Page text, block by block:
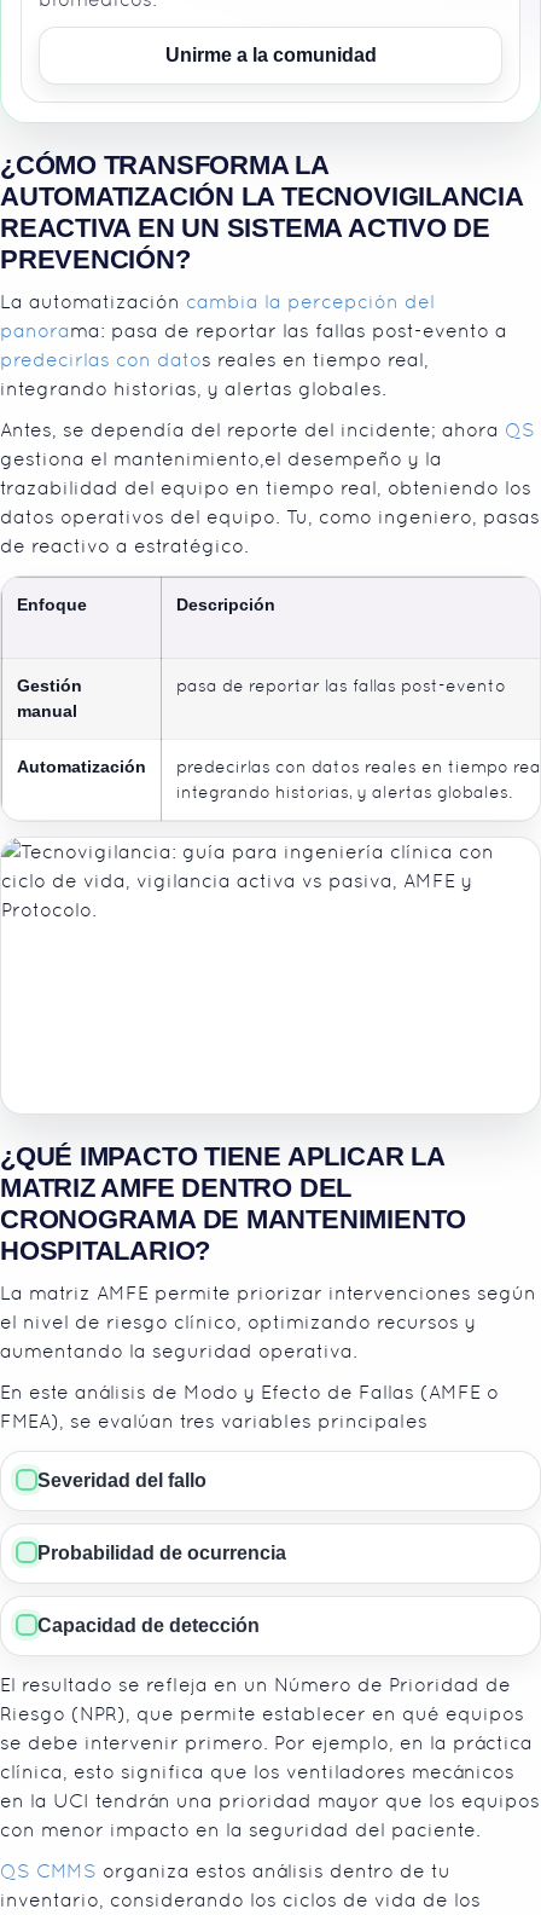
Unirme a la comunidad
¿CÓMO TRANSFORMA LA
AUTOMATIZACIÓN LA TECNOVIGILANCIA
REACTIVA EN UN SISTEMA ACTIVO DE
PREVENCIÓN?
La automatización cambia la percepción del
panorama: pasa de reportar las fallas post-evento a
predecirlas con datos reales en tiempo real,
integrando historias, y alertas globales.
Antes, se dependía del reporte del incidente; ahora QS
gestiona el mantenimiento,el desempeño y la
trazabilidad del equipo en tiempo real, obteniendo los
datos operativos del equipo. Tu, como ingeniero, pasas
de reactivo a estratégico.
Enfoque Descripción
Gestión
manual
pasa de reportar las fallas post-evento
Automatización
predecirlas con datos reales en tiempo
integrando historias, y alertas globales.
¿QUÉ IMPACTO TIENE APLICAR LA
MATRIZ AMFE DENTRO DEL
CRONOGRAMA DE MANTENIMIENTO
HOSPITALARIO?
La matriz AMFE permite priorizar intervenciones según
el nivel de riesgo clínico, optimizando recursos y
aumentando la seguridad operativa.
En este análisis de Modo y Efecto de Fallas (AMFE o
FMEA), se evalúan tres variables principales
Severidad del fallo
Probabilidad de ocurrencia
Capacidad de detección
El resultado se refleja en un Número de Prioridad de
Riesgo (NPR), que permite establecer en qué equipos
se debe intervenir primero. Por ejemplo, en la práctica
clínica, esto significa que los ventiladores mecánicos
en la UCI tendrán una prioridad mayor que los equipos
con menor impacto en la seguridad del paciente.
QS CMMS organiza estos análisis dentro de tu
inventario, considerando los ciclos de vida de los